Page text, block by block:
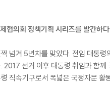
협의회 정책기획 시리즈를 발간하다
넘겨 5년차를 맞았다. 전임 대통
2017 선거 이후 대통령 취임과 함
직속기구로서 폭넓은 국정자문